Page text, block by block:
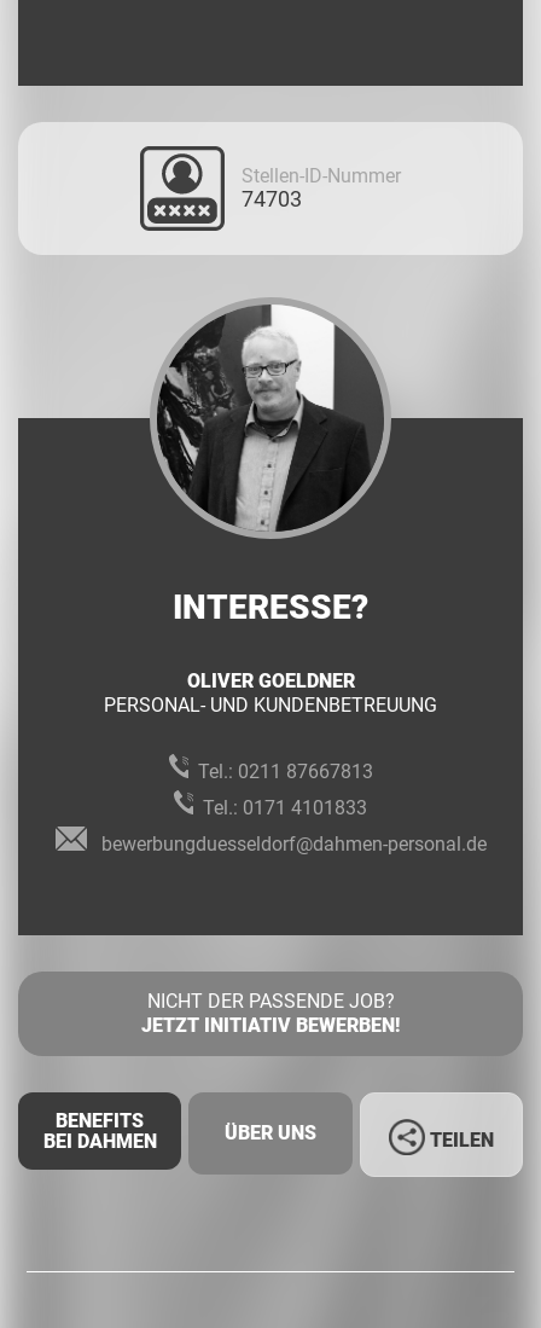
Stellen-ID-Nummer
74703
INTERESSE?
OLIVER GOELDNER
PERSONAL- UND KUNDENBETREUUNG
Tel.: 0211 87667813
Tel.: 0171 4101833
bewerbungduesseldorf@dahmen-personal.de
NICHT DER PASSENDE JOB?
JETZT INITIATIV BEWERBEN!
BENEFITS
BEI DAHMEN
ÜBER UNS TEILEN